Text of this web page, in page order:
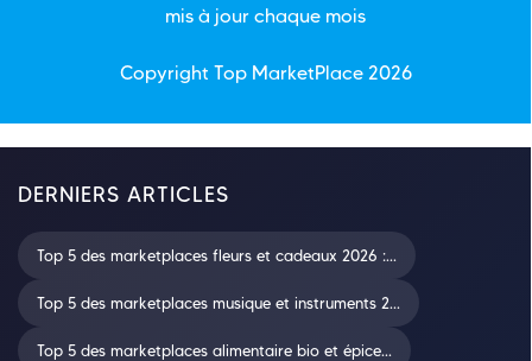
mis à jour chaque mois
Copyright Top MarketPlace2026
DERNIERS ARTICLES
Top 5 des marketplaces fleurs et cadeaux 2026 :...
Top 5 des marketplaces musique et instruments 2...
Top 5 des marketplaces alimentaire bio et épice...